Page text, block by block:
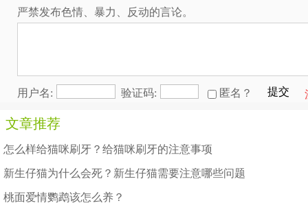
严禁发布色情、暴力、反动的言论。
用户名: 验证码: 匿名？ 提交
文章推荐
怎么样给猫咪刷牙？给猫咪刷牙的注意事项
新生仔猫为什么会死？新生仔猫需要注意哪些问题
桃面爱情鹦鹉该怎么养？